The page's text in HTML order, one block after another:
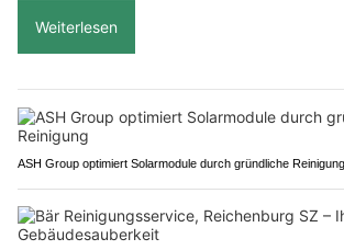
Weiterlesen
ASH Group optimiert Solarmodule durch gründliche Reinigung